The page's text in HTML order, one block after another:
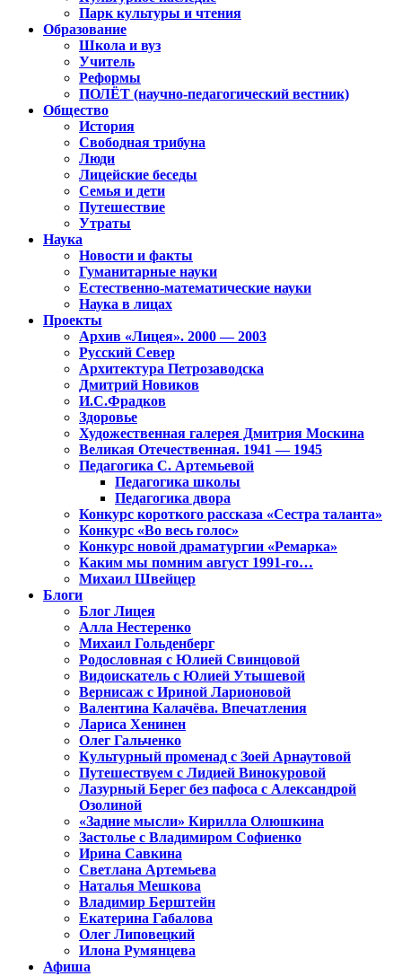
Парк культуры и чтения
Образование
Школа и вуз
Учитель
Реформы
ПОЛЁТ (научно-педагогический вестник)
Общество
История
Свободная трибуна
Люди
Лицейские беседы
Семья и дети
Путешествие
Утраты
Наука
Новости и факты
Гуманитарные науки
Естественно-математические науки
Наука в лицах
Проекты
Архив «Лицея». 2000 — 2003
Русский Север
Архитектура Петрозаводска
Дмитрий Новиков
И.С.Фрадков
Здоровье
Художественная галерея Дмитрия Москина
Великая Отечественная. 1941 — 1945
Педагогика С. Артемьевой
Педагогика школы
Педагогика двора
Конкурс короткого рассказа «Сестра таланта»
Конкурс «Во весь голос»
Конкурс новой драматургии «Ремарка»
Каким мы помним август 1991-го…
Михаил Швейцер
Блоги
Блог Лицея
Алла Нестеренко
Михаил Гольденберг
Родословная с Юлией Свинцовой
Видоискатель с Юлией Утышевой
Вернисаж с Ириной Ларионовой
Валентина Калачёва. Впечатления
Лариса Хенинен
Олег Гальченко
Культурный променад с Зоей Арнаутовой
Путешествуем с Лидией Винокуровой
Лазурный Берег без пафоса с Александрой
Озолиной
«Задние мысли» Кирилла Олюшкина
Застолье с Владимиром Софиенко
Ирина Савкина
Светлана Артемьева
Наталья Мешкова
Владимир Берштейн
Екатерина Габалова
Олег Липовецкий
Илона Румянцева
Афиша